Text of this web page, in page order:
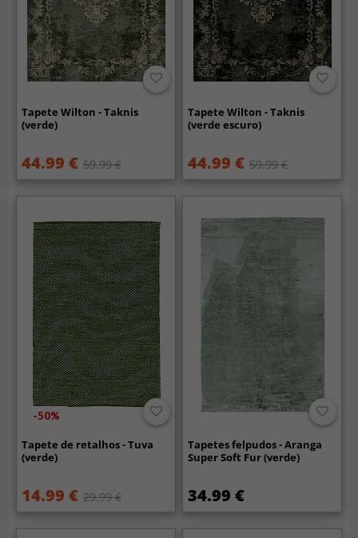
Tapete Wilton - Taknis
(verde)
44.99 € 59.99 €
Tapete Wilton - Taknis
(verde escuro)
44.99 € 59.99 €
-50%
Tapete de retalhos - Tuva
(verde)
14.99 € 29.99 €
Tapetes felpudos - Aranga
Super Soft Fur (verde)
34.99 €